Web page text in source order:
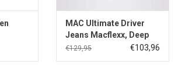
MAC Ultimate Driver
Jeans Macflexx, Deep
Blue Vintage Wash
€129,95 €103,96